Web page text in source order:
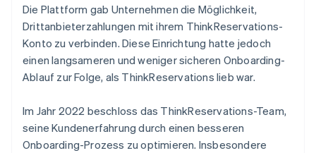
Die Plattform gab Unternehmen die Möglichkeit,
Drittanbieterzahlungen mit ihrem ThinkReservations-
Konto zu verbinden. Diese Einrichtung hatte jedoch
einen langsameren und weniger sicheren Onboarding-
Ablauf zur Folge, als ThinkReservations lieb war.
Im Jahr 2022 beschloss das ThinkReservations-Team,
seine Kundenerfahrung durch einen besseren
Onboarding-Prozess zu optimieren. Insbesondere